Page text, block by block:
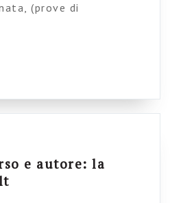
(prove di
appartamenti: cosa
che come forma
e autore: la